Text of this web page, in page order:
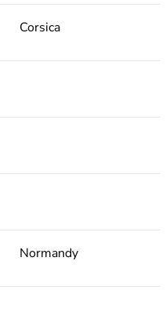
Corsica
Normandy